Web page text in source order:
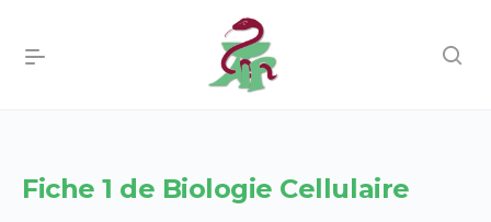
Fiche 1 de Biologie Cellulaire